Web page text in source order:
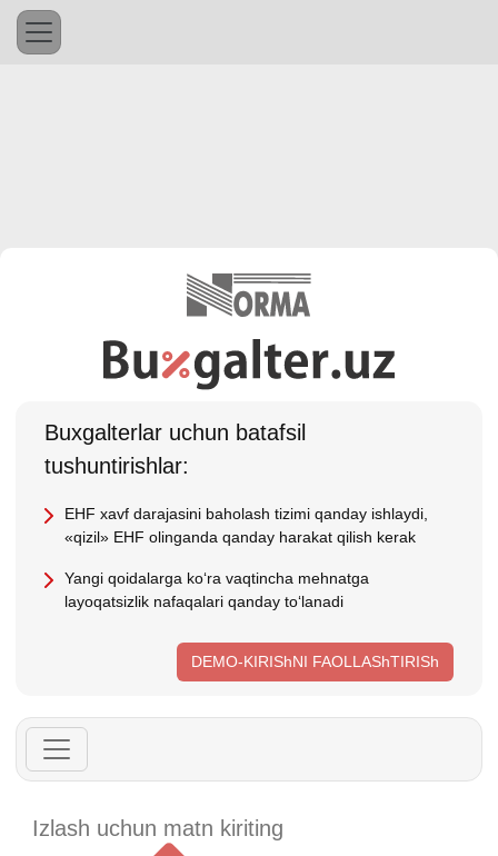
Buхgalterlar uchun batafsil
tushuntirishlar:
EHF хavf darajasini baholash tizimi qanday ishlaydi,
«qizil» EHF olinganda qanday harakat qilish kerak
Yangi qoidalarga koʻra vaqtincha mehnatga
layoqatsizlik nafaqalari qanday toʻlanadi
DEMO-KIRIShNI FAOLLAShTIRISh